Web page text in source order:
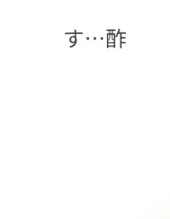
す…酢